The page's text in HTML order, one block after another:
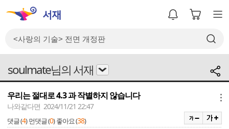
soulmate님의 서재
우리는 절대로 4.3 과 작별하지 않습니다
나와같다면 2024/11/21 22:47
댓글 (4) 먼댓글 (0) 좋아요 (38)